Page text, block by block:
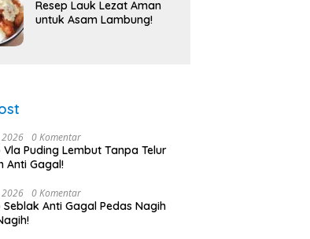
Resep Lauk Lezat Aman
untuk Asam Lambung!
2026 0 Komentar
Vla Puding Lembut Tanpa Telur
Anti Gagal!
2026 0 Komentar
Seblak Anti Gagal Pedas Nagih